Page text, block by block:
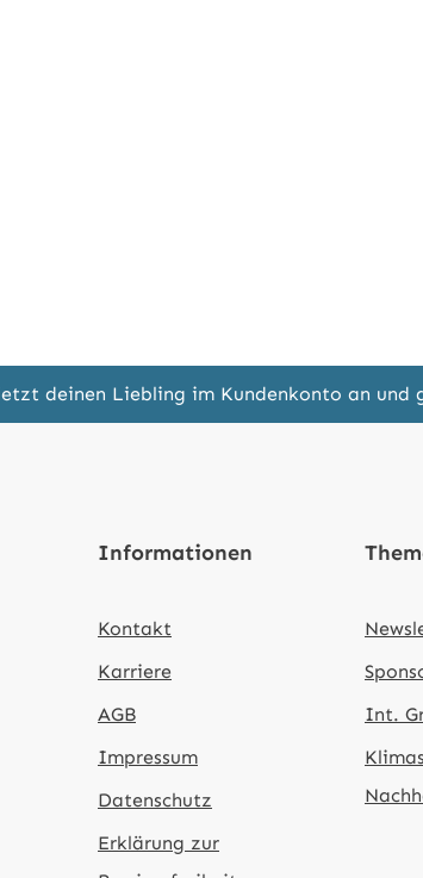
deinen Liebling im Kundenkonto an
Informationen
Kontakt
Karriere
AGB
Impressum
Datenschutz
Erklärung zur
Int.